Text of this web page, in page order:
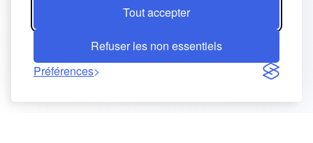
Tout accepter
Refuser les non essentiels
Préférences